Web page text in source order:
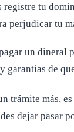
registre tu
perjudicar tu
un dineral
garantias de
trámite más, es
dejar pasar